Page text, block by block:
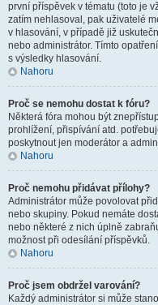
první příspěvek v tématu (toto je
zatím nehlasoval, pak uživatelé
v hlasování, v případě již
nebo administrátor. Tímto
s výsledky hlasování.
Nahoru
Proč se nemohu dostat k fóru?
Některá fóra mohou být
prohlížení, přispívání atd.
poskytnout jen moderátor a
Nahoru
Proč nemohu přidávat přílohy?
Administrátor může povolovat
nebo skupiny. Pokud nemáte
nebo některé z nich úplně
možnost při odesílání příspěvků.
Nahoru
Proč jsem obdržel varování?
Každý administrátor si může